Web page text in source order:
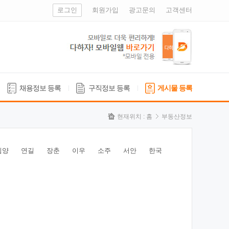
로그인 회원가입 광고문의 고객센터
채용정보 등록 구직정보 등록 게시물 등록
현재위치 : 홈 부동산정보
양 연길 장춘 이우 소주 서안 한국